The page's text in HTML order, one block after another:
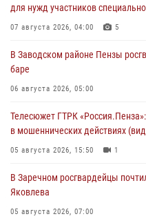
для нужд участников
07 августа 2026, 04:00 5
В Заводском районе Пензы
баре
06 августа 2026, 05:00
Телесюжет ГТРК
в мошеннических действиях
05 августа 2026, 15:50 1
В Заречном росгвардейцы
Яковлева
05 августа 2026, 07:00